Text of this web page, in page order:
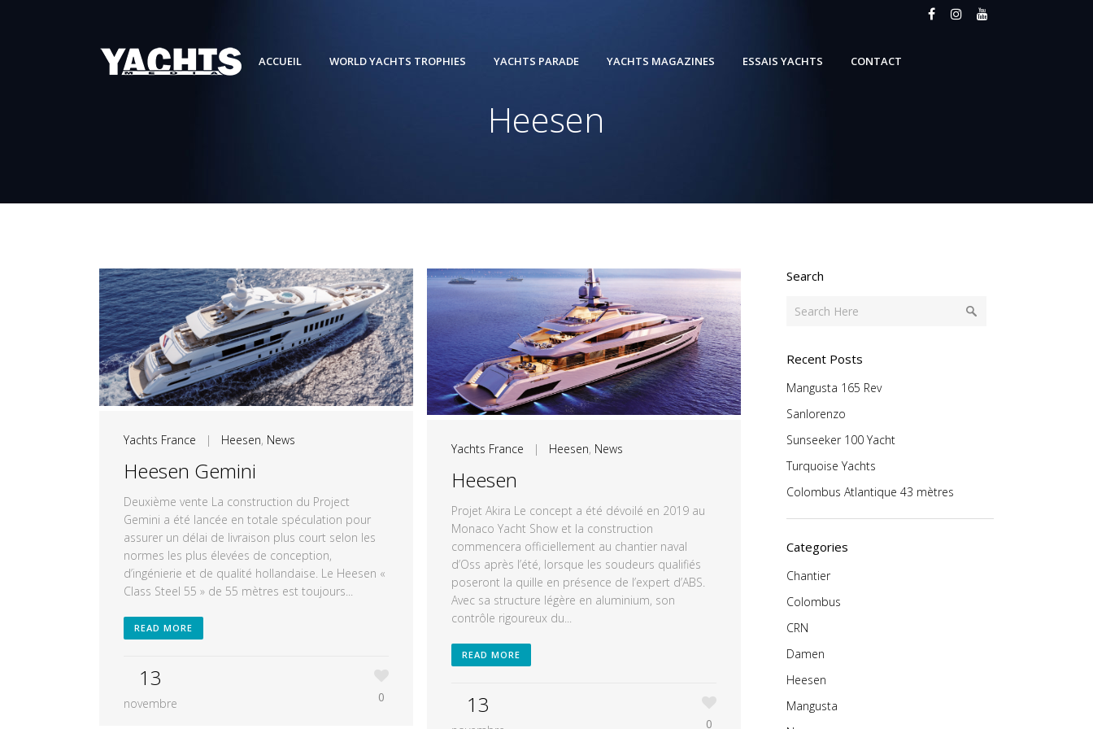
ACCUEIL WORLD YACHTS TROPHIES YACHTS PARADE YACHTS MAGAZINES ESSAIS YACHTS CONTACT
Heesen
Yachts France | Heesen, News
Heesen Gemini
Deuxième vente La construction du Project
Gemini a été lancée en totale spéculation pour
assurer un délai de livraison plus court selon les
normes les plus élevées de conception,
d’ingénierie et de qualité hollandaise. Le Heesen «
Class Steel 55 » de 55 mètres est toujours...
READ MORE
13
novembre 0
Yachts France | Heesen, News
Heesen
Projet Akira Le concept a été dévoilé en 2019 au
Monaco Yacht Show et la construction
commencera officiellement au chantier naval
d’Oss après l’été, lorsque les soudeurs qualifiés
poseront la quille en présence de l’expert d’ABS.
Avec sa structure légère en aluminium, son
contrôle rigoureux du...
READ MORE
13
0
Search
Recent Posts
Mangusta 165 Rev
Sanlorenzo
Sunseeker 100 Yacht
Turquoise Yachts
Colombus Atlantique 43 mètres
Categories
Chantier
Colombus
CRN
Damen
Heesen
Mangusta